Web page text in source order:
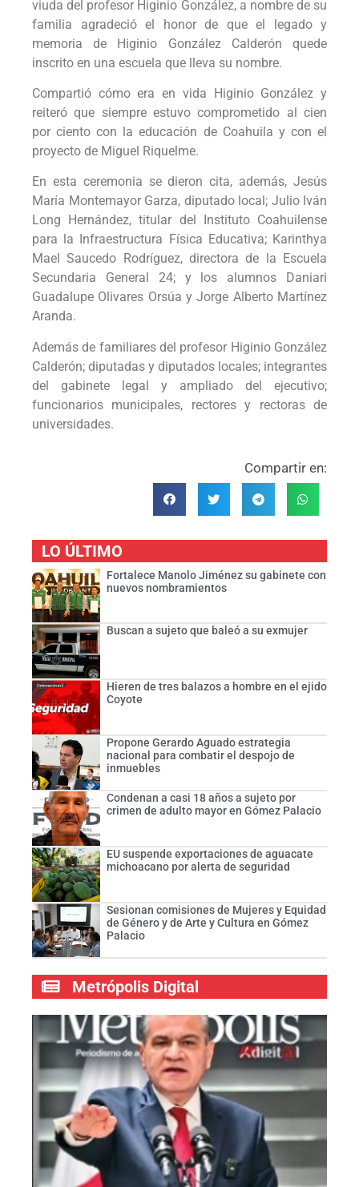
viuda del profesor Higinio González, a nombre de su
familia agradeció el honor de que el legado y
memoria de Higinio González Calderón quede
inscrito en una escuela que lleva su nombre.
Compartió cómo era en vida Higinio González y
reiteró que siempre estuvo comprometido al cien
por ciento con la educación de Coahuila y con el
proyecto de Miguel Riquelme.
En esta ceremonia se dieron cita, además, Jesús
María Montemayor Garza, diputado local; Julio Iván
Long Hernández, titular del Instituto Coahuilense
para la Infraestructura Física Educativa; Karinthya
Mael Saucedo Rodríguez, directora de la Escuela
Secundaria General 24; y los alumnos Daniari
Guadalupe Olivares Orsúa y Jorge Alberto Martínez
Aranda.
Además de familiares del profesor Higinio González
Calderón; diputadas y diputados locales; integrantes
del gabinete legal y ampliado del ejecutivo;
funcionarios municipales, rectores y rectoras de
universidades.
Compartir en:
LO ÚLTIMO
Fortalece Manolo Jiménez su gabinete con
nuevos nombramientos
Buscan a sujeto que baleó a su exmujer
Hieren de tres balazos a hombre en el ejido
Coyote
Propone Gerardo Aguado estrategia
nacional para combatir el despojo de
inmuebles
Condenan a casi 18 años a sujeto por
crimen de adulto mayor en Gómez Palacio
EU suspende exportaciones de aguacate
michoacano por alerta de seguridad
Sesionan comisiones de Mujeres y Equidad
de Género y de Arte y Cultura en Gómez
Palacio
Metrópolis Digital